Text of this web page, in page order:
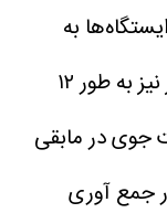
به
صورت شبانه روزی و چهار ایستگاه دیگر نیز به طور ۱۲
جوی در مابقی
جمع آوری